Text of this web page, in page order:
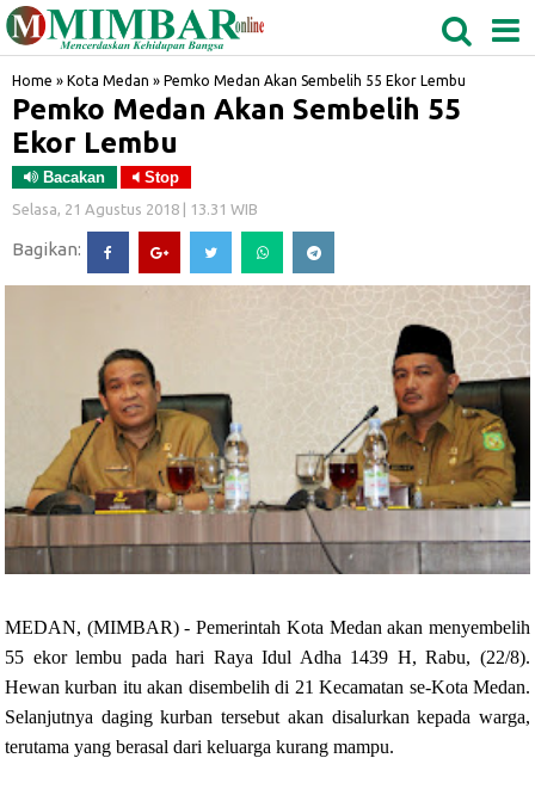
BIDANGRO
Home » Kota Medan » Pemko Medan Akan Sembelih 55 Ekor Lembu
Pemko Medan Akan Sembelih 55
Ekor Lembu
Bacakan Stop
Selasa, 21 Agustus 2018 | 13.31 WIB
Bagikan:
MEDAN, (MIMBAR) - Pemerintah Kota Medan akan menyembelih
55 ekor lembu pada hari Raya Idul Adha 1439 H, Rabu, (22/8).
Hewan kurban itu akan disembelih di 21 Kecamatan se-Kota Medan.
Selanjutnya daging kurban tersebut akan disalurkan kepada warga,
terutama yang berasal dari keluarga kurang mampu.